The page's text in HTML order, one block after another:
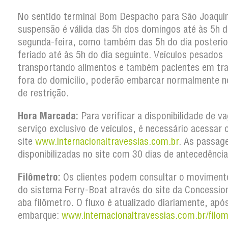
No sentido terminal Bom Despacho para São
suspensão é válida das 5h dos domingos até às 5h
segunda-feira, como também das 5h do dia
feriado até às 5h do dia seguinte. Veículos pesados
transportando alimentos e também pacientes em
fora do domicílio, poderão embarcar normalmente
de restrição.
Hora Marcada: Para verificar a disponibilidade de
serviço exclusivo de veículos, é necessário acessar
site www.internacionaltravessias.com.br. As
disponibilizadas no site com 30 dias de
Filômetro: Os clientes podem consultar o
do sistema Ferry-Boat através do site da
aba filômetro. O fluxo é atualizado diariamente,
embarque: www.internacionaltravessias.com.br/